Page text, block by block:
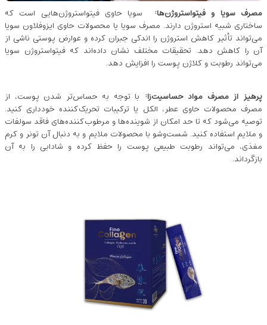
مصرف سویا و فیتواستروژن‌ها: سویا حاوی فیتواستروژن‌هایی است که
ساختاری شبیه استروژن دارند. مصرف سویا یا محصولات حاوی ایزوفلاون سویا
می‌تواند تأثیر کاهش استروژن را اندکی جبران کرده و عوارض پوستی ناشی از
آن را کاهش دهد. تحقیقات مختلف نشان داده‌اند که فیتواستروژن سویا
می‌تواند رطوبت و کلاژن پوست را افزایش دهد.
پرهیز از مصرف مواد حساسیت‌زا: با توجه به حساس‌تر شدن پوست، از
مصرف محصولات حاوی عطر، الکل یا ترکیبات تحریک‌کننده خودداری کنید.
توصیه می‌شود که تا حد امکان از شوینده‌ها و مرطوب‌کننده‌های فاقد سولفات
و ملایم استفاده کنید. شست‌وشو با محصولات ملایم و به ‌دنبال آن تونر و کرم
مغذی، می‌تواند رطوبت طبیعی پوست را حفظ کرده و شادابی را به آن
بازگرداند.